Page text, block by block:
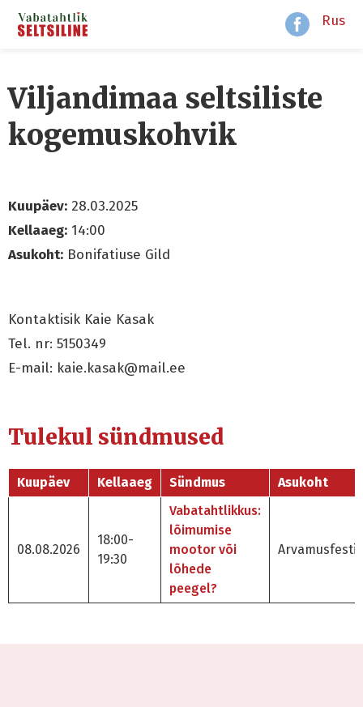
Rus
Viljandimaa seltsiliste
kogemuskohvik
Kuupäev: 28.03.2025
Kellaaeg: 14:00
Asukoht: Bonifatiuse Gild
Kontaktisik Kaie Kasak
Tel. nr: 5150349
E-mail: kaie.kasak@mail.ee
Tulekul sündmused
Kuupäev Kellaaeg Sündmus Asukoht
08.08.2026
18:00-
19:30
Vabatahtlikkus:
lõimumise
mootor või
lõhede
peegel?